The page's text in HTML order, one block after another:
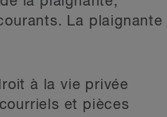
La plaignante
à la vie privée
et pièces